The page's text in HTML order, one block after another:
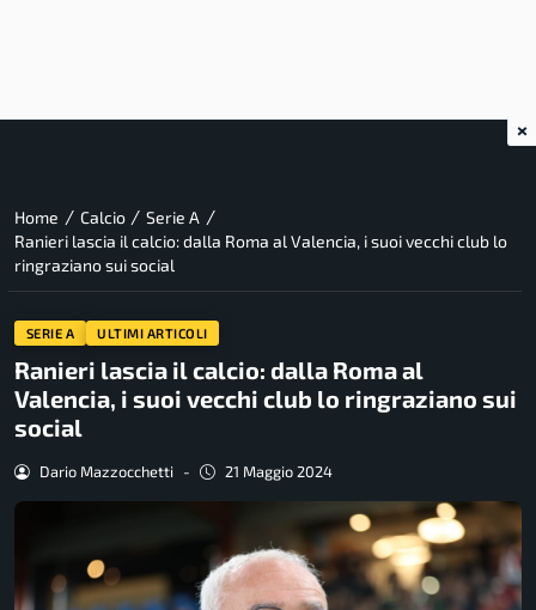
Home / Calcio / Serie A /
Ranieri lascia il calcio: dalla Roma al Valencia, i suoi vecchi club lo
ringraziano sui social
SERIE A ULTIMI ARTICOLI
Ranieri lascia il calcio: dalla Roma al
Valencia, i suoi vecchi club lo ringraziano sui
social
Dario Mazzocchetti - 21 Maggio 2024
×